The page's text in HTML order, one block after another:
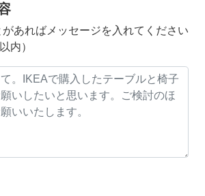
あればメッセージを入れてください
内）